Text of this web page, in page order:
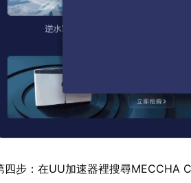
四步：在UU加速器裡搜尋MECCHA